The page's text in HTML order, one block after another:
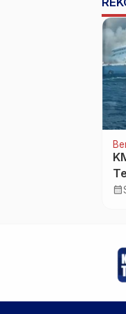
calendar_month